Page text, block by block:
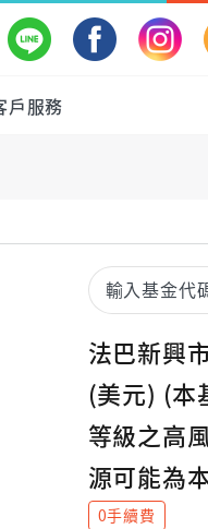
戶服務
法巴新興
(美元) (本
等級之高
源可能為
0手續費